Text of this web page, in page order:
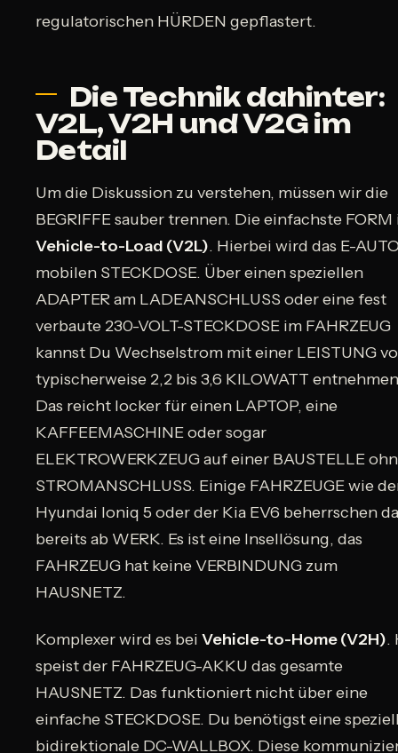
regulatorischen HÜRDEN gepflastert.
Die Technik dahinter:
V2L, V2H und V2G im
Detail
Um die Diskussion zu verstehen, müssen wir die
BEGRIFFE sauber trennen. Die einfachste FORM
Vehicle-to-Load (V2L). Hierbei wird das E-
mobilen STECKDOSE. Über einen speziellen
ADAPTER am LADEANSCHLUSS oder eine fest
verbaute 230-VOLT-STECKDOSE im FAHRZEUG
kannst Du Wechselstrom mit einer LEISTUNG
typischerweise 2,2 bis 3,6 KILOWATT
Das reicht locker für einen LAPTOP, eine
KAFFEEMASCHINE oder sogar
ELEKTROWERKZEUG auf einer BAUSTELLE
STROMANSCHLUSS. Einige FAHRZEUGE wie
Hyundai Ioniq 5 oder der Kia EV6 beherrschen
bereits ab WERK. Es ist eine Insellösung, das
FAHRZEUG hat keine VERBINDUNG zum
HAUSNETZ.
Komplexer wird es bei Vehicle-to-Home (V2H).
speist der FAHRZEUG-AKKU das gesamte
HAUSNETZ. Das funktioniert nicht über eine
einfache STECKDOSE. Du benötigst eine
bidirektionale DC-WALLBOX. Diese